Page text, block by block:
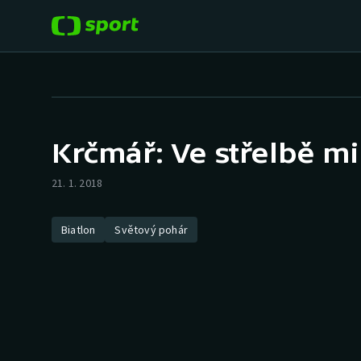
Hokej
Atletika
Baseball a softbal
Krčmář: Ve střelbě
21. 1. 2018
Biatlon Světový pohár